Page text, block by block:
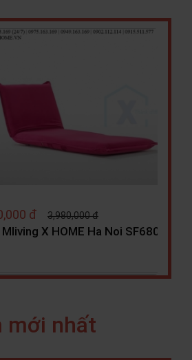
đ 3,980,000 đ
X HOME Ha Noi SF6801
mới nhất